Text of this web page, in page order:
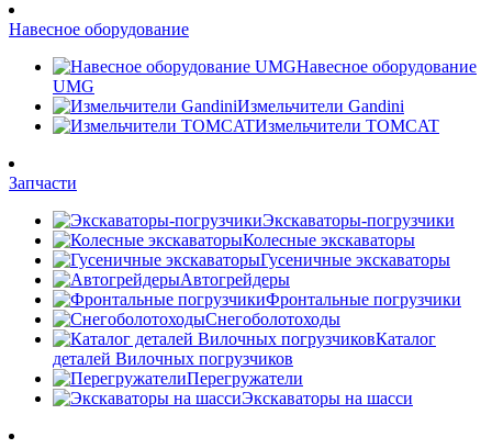
Навесное оборудование
Навесное оборудование
UMG
Измельчители Gandini
Измельчители TOMCAT
Запчасти
Экскаваторы-погрузчики
Колесные экскаваторы
Гусеничные экскаваторы
Автогрейдеры
Фронтальные погрузчики
Снегоболотоходы
Каталог
деталей Вилочных погрузчиков
Перегружатели
Экскаваторы на шасси